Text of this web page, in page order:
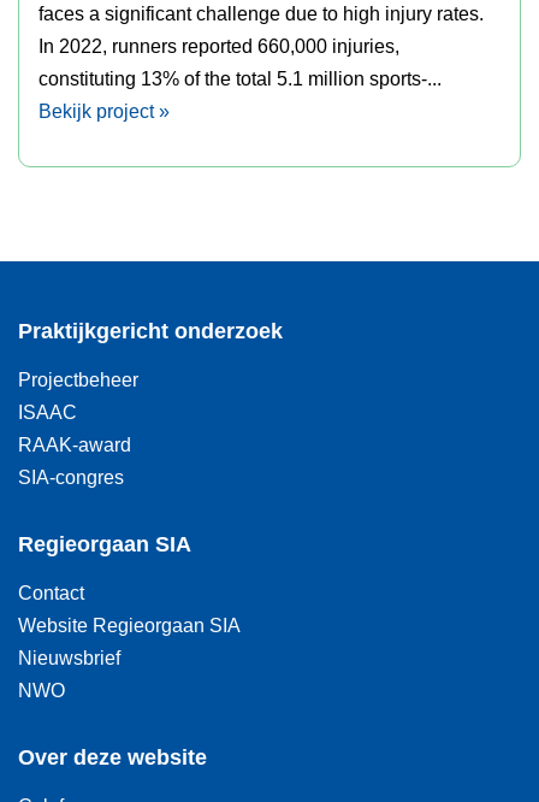
faces a significant challenge due to high injury rates.
In 2022, runners reported 660,000 injuries,
constituting 13% of the total 5.1 million sports-...
Bekijk project »
Praktijkgericht onderzoek
Projectbeheer
ISAAC
RAAK-award
SIA-congres
Regieorgaan SIA
Contact
Website Regieorgaan SIA
Nieuwsbrief
NWO
Over deze website